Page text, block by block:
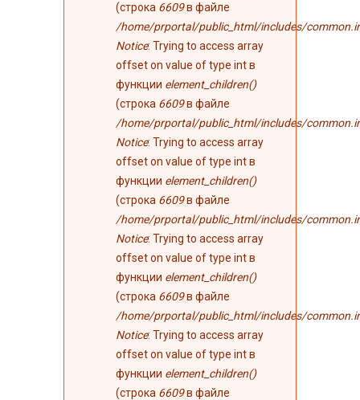
(строка 6609в файле
/home/prportal/public_html/includes/
Notice: Trying to access array
offset on value of type int в
функции element_children()
(строка 6609в файле
/home/prportal/public_html/includes/
Notice: Trying to access array
offset on value of type int в
функции element_children()
(строка 6609в файле
/home/prportal/public_html/includes/
Notice: Trying to access array
offset on value of type int в
функции element_children()
(строка 6609в файле
/home/prportal/public_html/includes/
Notice: Trying to access array
offset on value of type int в
функции element_children()
(строка 6609в файле